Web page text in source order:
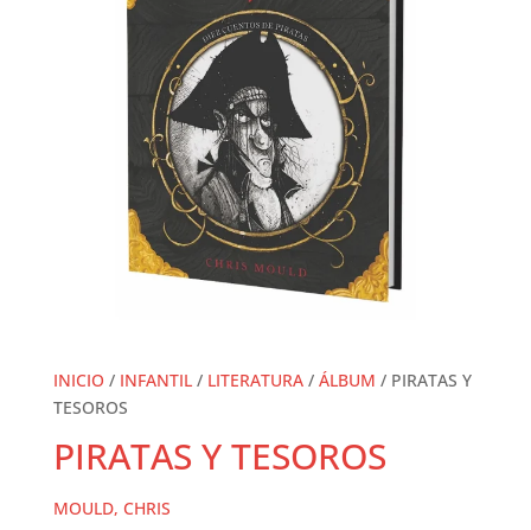
INICIO / INFANTIL/ LITERATURA/ ÁLBUM / PIRATAS Y
TESOROS
PIRATAS Y TESOROS
MOULD, CHRIS